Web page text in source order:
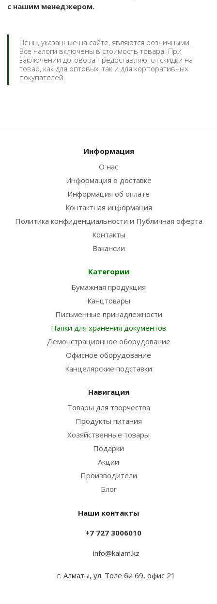
с нашим менеджером.
Цены, указанные на сайте, являются розничными.
Все налоги включены в стоимость товара. При
заключении договора предоставляются скидки на
товар, как для оптовых, так и для корпоративных
покупателей.
Информация
О нас
Информация о доставке
Информация об оплате
Контактная информация
Политика конфиденциальности и Публичная оферта
Контакты
Вакансии
Категории
Бумажная продукция
Канцтовары
Письменные принадлежности
Папки для хранения документов
Демонстрационное оборудование
Офисное оборудование
Канцелярские подставки
Навигация
Товары для творчества
Продукты питания
Хозяйственные товары
Подарки
Акции
Производители
Блог
Наши контакты
+7 727 3006010
info@kalam.kz
г. Алматы, ул. Толе би 69, офис 21